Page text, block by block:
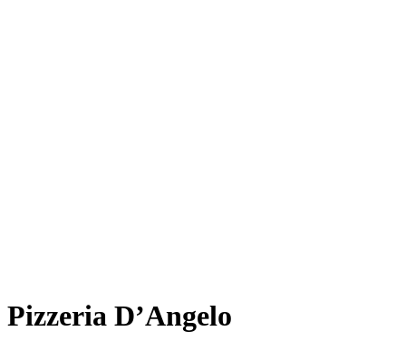
Pizzeria D’Angelo